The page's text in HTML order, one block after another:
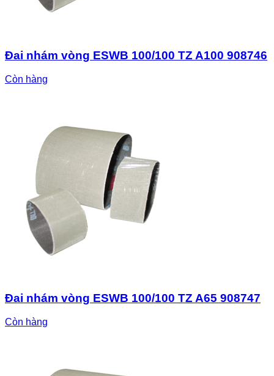
Đai nhám vòng ESWB 100/100 TZ A100 908746
Còn hàng
Đai nhám vòng ESWB 100/100 TZ A65 908747
Còn hàng